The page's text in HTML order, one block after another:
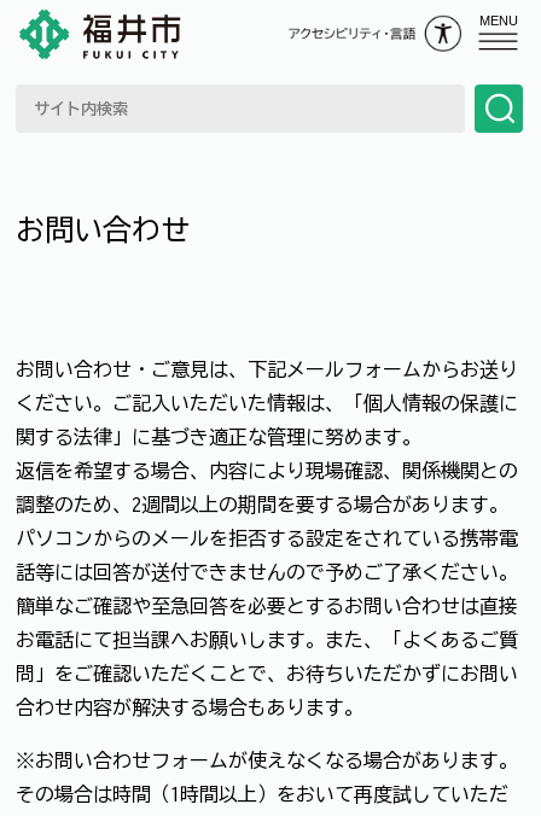
MENU
お問い合わせ
お問い合わせ・ご意見は、下記メールフォームからお送り
ください。ご記入いただいた情報は、「個人情報の保護に
関する法律」に基づき適正な管理に努めます。
返信を希望する場合、内容により現場確認、関係機関との
調整のため、2週間以上の期間を要する場合があります。
パソコンからのメールを拒否する設定をされている携帯電
話等には回答が送付できませんので予めご了承ください。
簡単なご確認や至急回答を必要とするお問い合わせは直接
お電話にて担当課へお願いします。また、「よくあるご質
問」をご確認いただくことで、お待ちいただかずにお問い
合わせ内容が解決する場合もあります。
※お問い合わせフォームが使えなくなる場合があります。
その場合は時間（1時間以上）をおいて再度試していただ